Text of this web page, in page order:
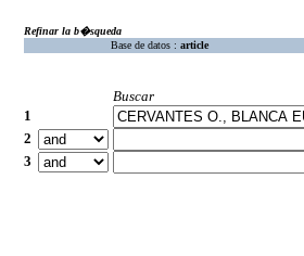
Refinar la b�squeda
Base de datos : article
Buscar
1
2
3